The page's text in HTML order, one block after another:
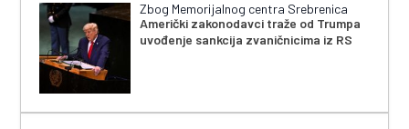
Zbog Memorijalnog centra Srebrenica
Američki zakonodavci traže od Trumpa
uvođenje sankcija zvaničnicima iz RS